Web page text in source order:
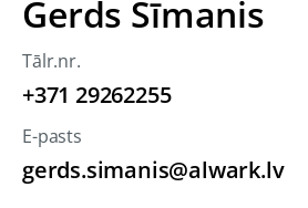
Gerds Sīmanis
Tālr.nr.
+371 29262255
E-pasts
gerds.simanis@alwark.lv